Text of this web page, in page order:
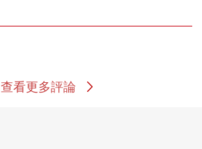
查看更多評論